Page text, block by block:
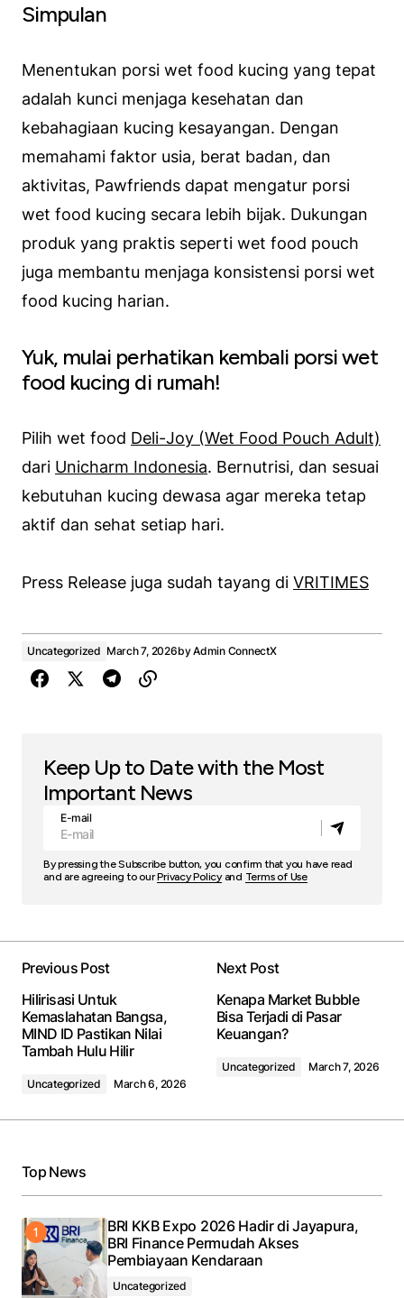
Simpulan
Menentukan porsi wet food kucing yang tepat
adalah kunci menjaga kesehatan dan
kebahagiaan kucing kesayangan. Dengan
memahami faktor usia, berat badan, dan
aktivitas, Pawfriends dapat mengatur porsi
wet food kucing secara lebih bijak. Dukungan
produk yang praktis seperti wet food pouch
juga membantu menjaga konsistensi porsi wet
food kucing harian.
Yuk, mulai perhatikan kembali porsi wet
food kucing di rumah!
Pilih wet food Deli-Joy (Wet Food Pouch Adult)
dari Unicharm Indonesia. Bernutrisi, dan sesuai
kebutuhan kucing dewasa agar mereka tetap
aktif dan sehat setiap hari.
Press Release juga sudah tayang di VRITIMES
Uncategorized March 7, 2026byAdmin ConnectX
Keep Up to Date with the Most
Important News
E-mail
By pressing the Subscribe button, you confirm that you have read
and are agreeing to ourPrivacy Policyand Terms of Use
Previous Post
Hilirisasi Untuk
Kemaslahatan Bangsa,
MIND ID Pastikan Nilai
Tambah Hulu Hilir
Uncategorized March 6, 2026
Next Post
Kenapa Market Bubble
Bisa Terjadi di Pasar
Keuangan?
Uncategorized March 7, 2026
Top News
BRI KKB Expo 2026 Hadir di Jayapura,
BRI Finance Permudah Akses
Pembiayaan Kendaraan
Uncategorized